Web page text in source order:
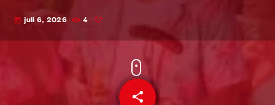
today juli 6, 2026 4
share
email